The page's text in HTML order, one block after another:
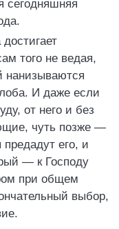
сегодняшняя
того не ведая,
нанизываются
И даже если
от него и без
чуть позже —
его, и
— к Господу
при общем
выбор,